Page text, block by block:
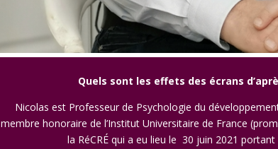
Quels sont les effets des écrans
Nicolas est Professeur de Psychologie du
membre honoraire de l’Institut Universitaire de France
la RéCRÉqui a eu lieu le 30 juin 2021 portant